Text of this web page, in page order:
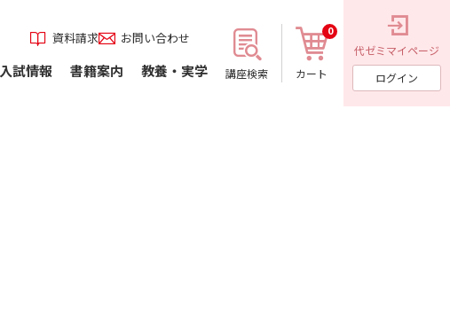
資料請求 お問い合わせ
入試情報 書籍案内 教養・実学 講座検索 カート
0
代ゼミマイページ
ログイン